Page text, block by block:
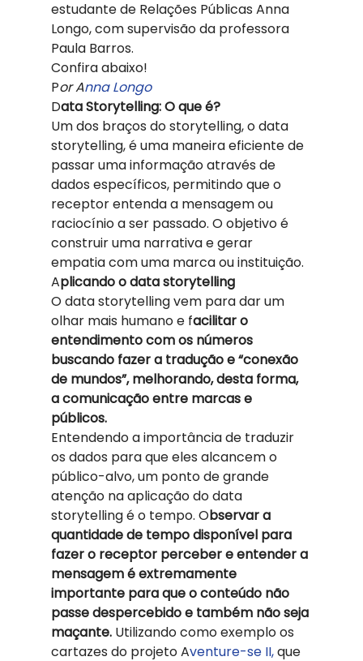
estudante de Relações Públicas Anna
Longo, com supervisão da professora
Paula Barros.
Confira abaixo!
Por Anna Longo
Data Storytelling: O que é?
Um dos braços do storytelling, o data
storytelling, é uma maneira eficiente de
passar uma informação através de
dados específicos, permitindo que o
receptor entenda a mensagem ou
raciocínio a ser passado. O objetivo é
construir uma narrativa e gerar
empatia com uma marca ou instituição.
Aplicando o data storytelling
O data storytelling vem para dar um
olhar mais humano e facilitar o
entendimento com os números
buscando fazer a tradução e “conexão
de mundos”, melhorando, desta forma,
a comunicação entre marcas e
públicos.
Entendendo a importância de traduzir
os dados para que eles alcancem o
público-alvo, um ponto de grande
atenção na aplicação do data
storytelling é o tempo. Observar a
quantidade de tempo disponível para
fazer o receptor perceber e entender a
mensagem é extremamente
importante para que o conteúdo não
passe despercebido e também não seja
maçante. Utilizando como exemplo os
cartazes do projeto Aventure-se II, que